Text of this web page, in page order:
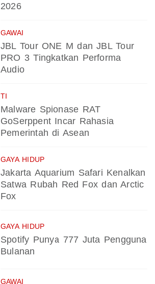
2026
GAWAI
JBL Tour ONE M dan JBL Tour
PRO 3 Tingkatkan Performa
Audio
TI
Malware Spionase RAT
GoSerppent Incar Rahasia
Pemerintah di Asean
GAYA HIDUP
Jakarta Aquarium Safari Kenalkan
Satwa Rubah Red Fox dan Arctic
Fox
GAYA HIDUP
Spotify Punya 777 Juta Pengguna
Bulanan
GAWAI